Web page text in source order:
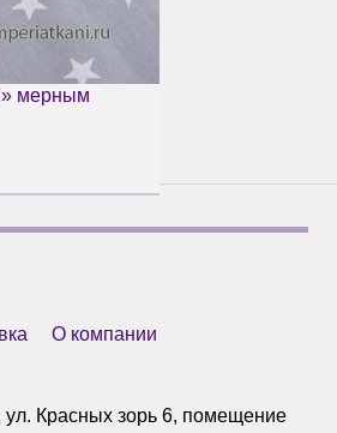
мерным
О компании
ул. Красных зорь 6, помещение